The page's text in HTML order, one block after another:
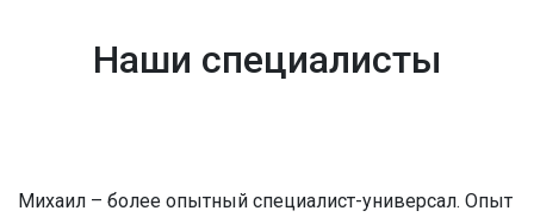
Наши специалисты
Михаил – более опытный специалист-универсал. Опыт